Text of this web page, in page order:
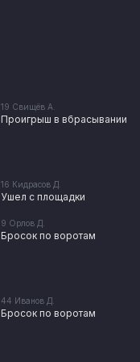
19 Свищёв А.
Проигрыш в вбрасывании
16 Кидрасов Д.
Ушел с площадки
9 Орлов Д.
Бросок по воротам
44 Иванов Д.
Бросок по воротам